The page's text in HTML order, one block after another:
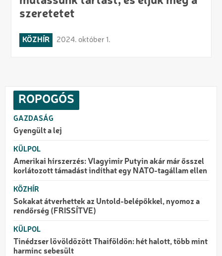
szeretetet
KÖZHÍR 2024. október 1.
ROPOGÓS
GAZDASÁG
Gyengült a lej
KÜLPOL
Amerikai hírszerzés: Vlagyimir Putyin akár már ősszel
korlátozott támadást indíthat egy NATO-tagállam ellen
KÖZHÍR
Sokakat átverhettek az Untold-belépőkkel, nyomoz a
rendőrség (FRISSÍTVE)
KÜLPOL
Tinédzser lövöldözött Thaiföldön: hét halott, több mint
harminc sebesült